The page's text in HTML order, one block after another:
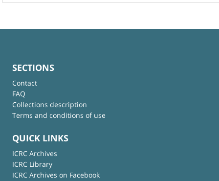
SECTIONS
Contact
FAQ
Collections description
Terms and conditions of use
QUICK LINKS
ICRC Archives
ICRC Library
ICRC Archives on Facebook